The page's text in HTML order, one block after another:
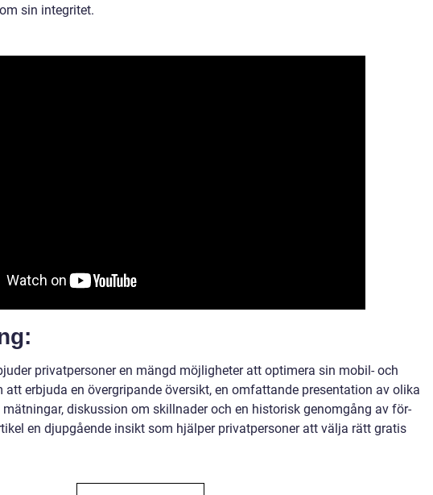
sin integritet.
privatpersoner en mängd möjligheter att optimera sin mobil- och
erbjuda en övergripande översikt, en omfattande presentation av olika
diskussion om skillnader och en historisk genomgång av för-
en djupgående insikt som hjälper privatpersoner att välja rätt gratis